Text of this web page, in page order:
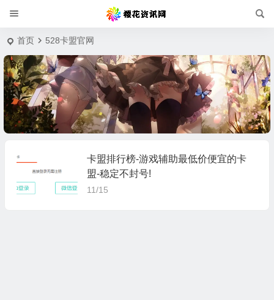
首页 528卡盟官网
卡盟排行榜-游戏辅助最低价便宜的卡
盟-稳定不封号!
11/15